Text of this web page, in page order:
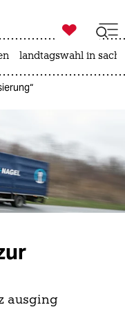

taz zahl ich
landtagswahl in
ausging